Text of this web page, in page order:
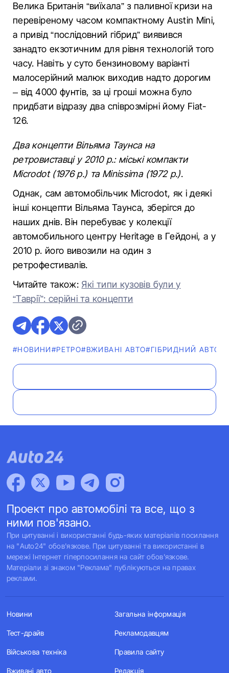
Велика Британія “виїхала” з паливної кризи на
перевіреному часом компактному Austin Mini,
а привід “послідовний гібрид” виявився
занадто екзотичним для рівня технологій того
часу. Навіть у суто бензиновому варіанті
малосерійний малюк виходив надто дорогим
– від 4000 фунтів, за ці гроші можна було
придбати відразу два співрозмірні йому Fiat-
126.
Два концепти Вільяма Таунса на
ретровиставці у 2010 р.: міські компакти
Microdot (1976 р.) та Minissima (1972 р.).
Однак, сам автомобільчик Microdot, як і деякі
інші концепти Вільяма Таунса, зберігся до
наших днів. Він перебуває у колекції
автомобильного центру Heritage в Гейдоні, а у
2010 р. його вивозили на один з
ретрофестивалів.
Читайте також: Які типи кузовів були у
“Таврії”: серійні та концепти
#НОВИНИ#РЕТРО#ВЖИВАНІ АВТО#ГІБРИДНИЙ
Проект про автомобілі та все, що з
ними пов'язано.
При цитуванні і використанні будь-яких матеріалів посилання
на "Auto24" обов'язкове. При цитуванні та використанні в
мережі Інтернет гіперпосилання на сайт обов'язкове.
Матеріали зі знаком "Реклама" публікуються на правах
реклами.
Новини
Тест-драйв
Військова техніка
Вживані авто
Загальна інформація
Рекламодавцям
Правила сайту
Редакція